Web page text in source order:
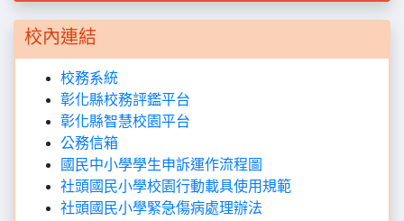
校內連結
校務系統
彰化縣校務評鑑平台
彰化縣智慧校園平台
公務信箱
國民中小學學生申訴運作流程圖
社頭國民小學校園行動載具使用規範
社頭國民小學緊急傷病處理辦法